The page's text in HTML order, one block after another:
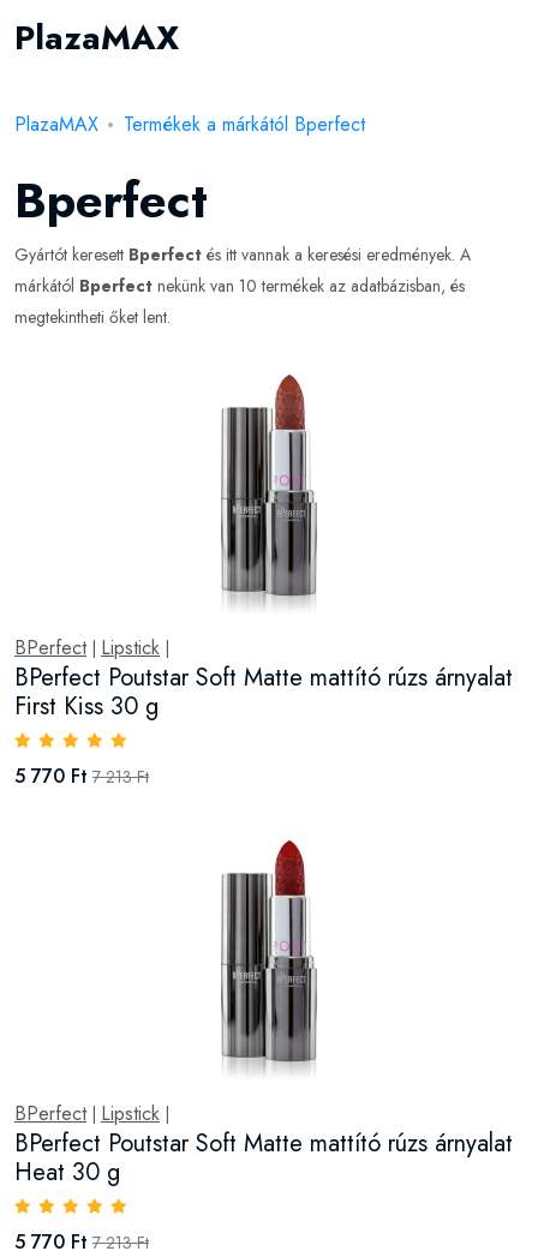
PlazaMAX
PlazaMAX Termékek a márkától Bperfect
Bperfect
Gyártót keresett Bperfect és itt vannak a keresési eredmények. A
márkától Bperfect nekünk van 10 termékek az adatbázisban, és
megtekintheti őket lent.
BPerfect| Lipstick
BPerfect Poutstar Soft Matte mattító rúzs árnyalat
First Kiss 30 g
5 770 Ft 7 213 Ft
BPerfect| Lipstick
BPerfect Poutstar Soft Matte mattító rúzs árnyalat
Heat 30 g
5 770 Ft 7 213 Ft